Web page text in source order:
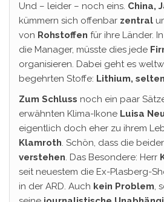
Und – leider – noch eins. China,
kümmern sich offenbar zentral
von Rohstoffen für ihre Länder. In
die Manager, müsste dies jede
organisieren. Dabei geht es
begehrten Stoffe: Lithium,
Zum Schluss noch ein paar
erwähnten Klima-Ikone Luisa
eigentlich doch eher zu ihrem
Klamroth. Schön, dass die
verstehen. Das Besondere: Herr
seit neuestem die Ex-Plasberg-
in der ARD. Auch kein Problem,